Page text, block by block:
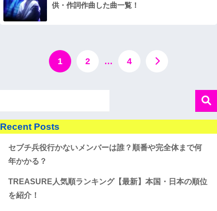
供・作詞作曲した曲一覧！
1 2 … 4
Recent Posts
セブチ兵役行かないメンバーは誰？順番や完全体まで何
年かかる？
TREASURE人気順ランキング【最新】本国・日本の順位
を紹介！